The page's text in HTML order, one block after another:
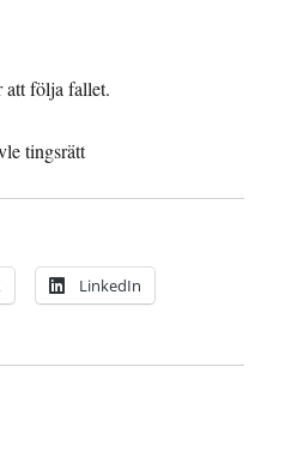
att följa fallet.
tingsrätt
LinkedIn